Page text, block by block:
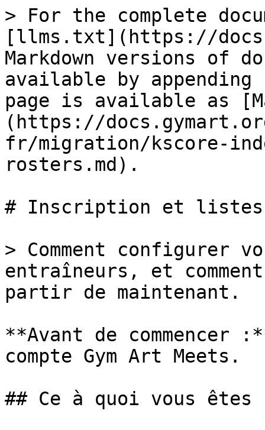
> For the complete
[llms.txt](https://
Markdown versions of
available by
page is available as
(https://
fr/migration/kscore-
rosters.md).
# Inscription et listes
> Comment configurer
entraîneurs, et
partir de maintenant.
**Avant de commencer
compte Gym Art Meets.
## Ce à quoi vous êtes